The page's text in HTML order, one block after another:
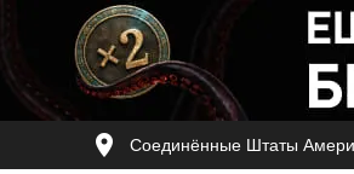
Соединённые Штаты